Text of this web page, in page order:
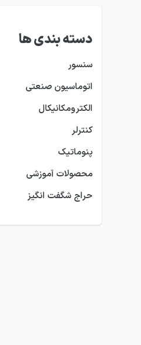
دسته بندی ها
سنسور
اتوماسیون صنعتی
الکترومکانیکال
کنترلر
پنوماتیک
محصولات آموزشی
حراج شگفت انگیز